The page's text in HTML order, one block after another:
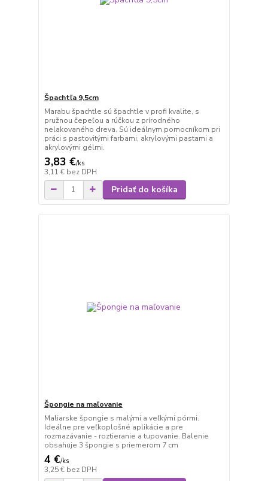
Špachtľa 9,5cm
Marabu špachtle sú špachtle v profi kvalite, s
pružnou čepeľou a rúčkou z prírodného
nelakovaného dreva. Sú ideálnym pomocníkom pri
práci s pastovitými farbami, akrylovými pastami a
akrylovými gélmi.
3,83 €/ks
3,11 € bez DPH
Pridať do košíka
Špongie na maľovanie
Maliarske špongie s malými a veľkými pórmi.
Ideálne pre veľkoplošné aplikácie a pre
rozmazávanie - roztieranie a tupovanie. Balenie
obsahuje 3 špongie s priemerom 7 cm
4 €/ks
3,25 € bez DPH